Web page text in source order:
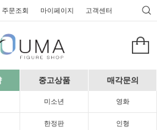
주문조회 마이페이지 고객센터
중고상품 매각문의
미소년 영화
한정판 인형